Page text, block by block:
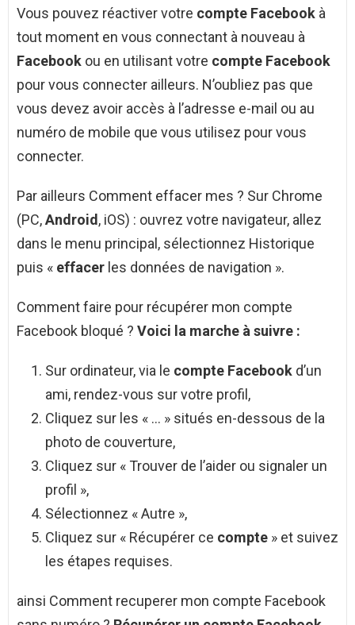
Vous pouvez réactiver votre compte Facebook à
tout moment en vous connectant à nouveau à
Facebook ou en utilisant votre compte Facebook
pour vous connecter ailleurs. N’oubliez pas que
vous devez avoir accès à l’adresse e-mail ou au
numéro de mobile que vous utilisez pour vous
connecter.
Par ailleurs Comment effacer mes ? Sur Chrome
(PC,Android, iOS) : ouvrez votre navigateur, allez
dans le menu principal, sélectionnez Historique
puis « effacer les données de navigation ».
Comment faire pour récupérer mon compte
Facebook bloqué ? Voici la marche à suivre :
Sur ordinateur, via le compte Facebook d’un
ami, rendez-vous sur votre profil,
Cliquez sur les « … » situés en-dessous de la
photo de couverture,
Cliquez sur « Trouver de l’aider ou signaler un
profil »,
Sélectionnez « Autre »,
Cliquez sur « Récupérer ce compte » et suivez
les étapes requises.
ainsi Comment recuperer mon compte Facebook